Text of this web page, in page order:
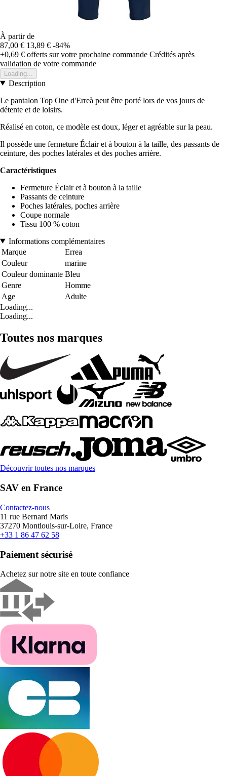
À partir de
87,00 € 13,89 € -84%
+0,69 € offerts sur votre prochaine commande Crédités après
validation de votre commande
Loading...
Description
Le pantalon Top One d'Erreà peut être porté lors de vos jours de
détente et de loisirs.
Réalisé en coton, ce modèle est doux, léger et agréable sur la peau.
Il possède une fermeture Éclair et à bouton à la taille, des passants de
ceinture, des poches latérales et des poches arrière.
Caractéristiques
Fermeture Éclair et à bouton à la taille
Passants de ceinture
Poches latérales, poches arrière
Coupe normale
Tissu 100 % coton
Informations complémentaires
Marque
Errea
Couleur
marine
Couleur dominante Bleu
Genre
Homme
Age
Adulte
Loading...
Loading...
Toutes nos marques
Découvrir toutes nos marques
SAV en France
Contactez-nous
11 rue Bernard Maris
37270 Montlouis-sur-Loire, France
+33 1 86 47 62 58
Paiement sécurisé
Achetez sur notre site en toute confiance